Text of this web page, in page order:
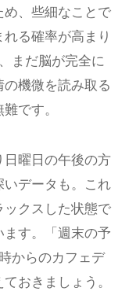
め、些細なことで
る確率が高まり
まだ脳が完全に
機微を読み取る
です。
曜日の午後の方
いデータも。これ
ックスした状態で
す。「週末の予
からのカフェデ
おきましょう。